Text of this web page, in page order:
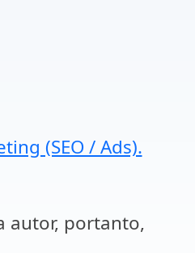
(SEO / Ads).
autor, portanto,